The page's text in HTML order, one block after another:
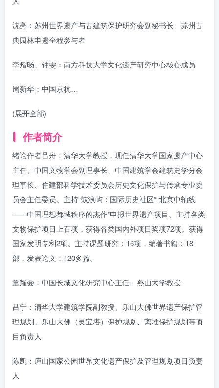
沈亮：苏州世界遗产与古建筑保护研究会副秘书长、苏州古
典园林申遗全程参与者
李熠旸、钟雯：南方科技大学文化遗产研究中心核心成员
周新华：中国京杭…
(展开全部)
作者简介
绪论作者吕舟：清华大学教授，现任清华大学国家遗产中心
主任、中国文物学会副理事长、中国建筑学会建筑史学分会
理事长、住建部科学技术委员会历史文化保护与传承专业委
员会主任委员。主持“鼓浪屿：国际历史社区”“北京中轴线
——中国理想都城秩序的杰作”申报世界遗产项目。主持各类
文物保护项目上百项，获得各类国内外项目奖项72项。获得
国家发明专利2项。主持课题研究：16项，编著书籍：18
部，发表论文：120多篇。
董耀会：中国长城文化研究中心主任、燕山大学教授
吕宁：清华大学建筑学院副教授、乐山大佛世界遗产保护管
理规划、乐山大佛（灵宝塔）保护规划、离堆保护规划等项
目负责人
陈凯：庐山国家公园世界文化遗产保护及管理规划项目负责
人